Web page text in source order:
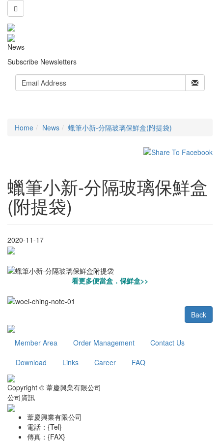
News
Subscribe Newsletters
Home News 蠟筆小新-分隔玻璃保鮮盒(附提袋)
蠟筆小新-分隔玻璃保鮮盒
(附提袋)
2020-11-17
看更多便當盒．保鮮盒>>
Back
Member Area Order Management
Contact Us
Download
Links Career FAQ
Copyright © 葦慶興業有限公司
公司資訊
葦慶興業有限公司
電話：{Tel}
傳真：{FAX}